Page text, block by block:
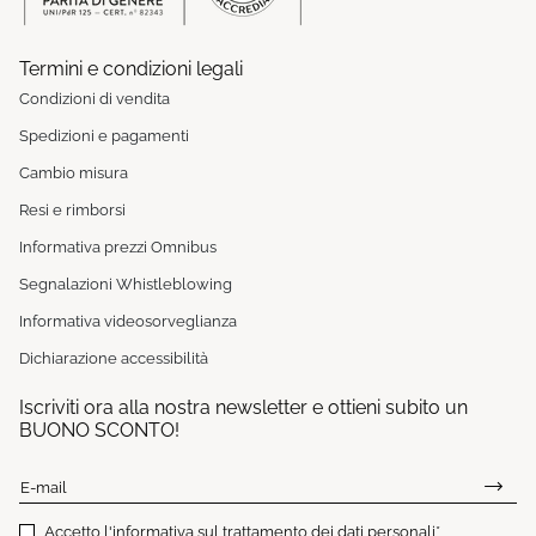
Termini e condizioni legali
Condizioni di vendita
Spedizioni e pagamenti
Cambio misura
Resi e rimborsi
Informativa prezzi Omnibus
Segnalazioni Whistleblowing
Informativa videosorveglianza
Dichiarazione accessibilità
Iscriviti ora alla nostra newsletter e ottieni subito un
BUONO SCONTO!
E-mail
Accetto l'informativa sul trattamento dei dati personali*